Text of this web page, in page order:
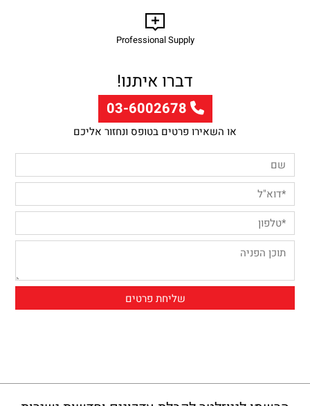
Professional Supply
דברו איתנו!
03-6002678
או השאירו פרטים בטופס ונחזור אליכם